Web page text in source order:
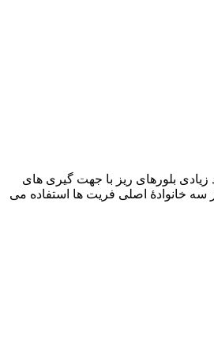
زیادی بلورهای ریز با جهت گیری های
سه خانوادۀ اصلی فریت ها استفاده می